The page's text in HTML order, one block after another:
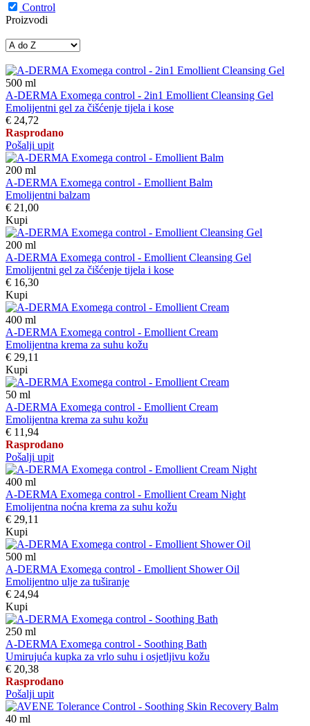
Control
Proizvodi
500 ml
A-DERMA Exomega control - 2in1 Emollient Cleansing Gel
Emolijentni gel za čišćenje tijela i kose
€ 24,72
Rasprodano
Pošalji upit
200 ml
A-DERMA Exomega control - Emollient Balm
Emolijentni balzam
€ 21,00
Kupi
200 ml
A-DERMA Exomega control - Emollient Cleansing Gel
Emolijentni gel za čišćenje tijela i kose
€ 16,30
Kupi
400 ml
A-DERMA Exomega control - Emollient Cream
Emolijentna krema za suhu kožu
€ 29,11
Kupi
50 ml
A-DERMA Exomega control - Emollient Cream
Emolijentna krema za suhu kožu
€ 11,94
Rasprodano
Pošalji upit
400 ml
A-DERMA Exomega control - Emollient Cream Night
Emolijentna noćna krema za suhu kožu
€ 29,11
Kupi
500 ml
A-DERMA Exomega control - Emollient Shower Oil
Emolijentno ulje za tuširanje
€ 24,94
Kupi
250 ml
A-DERMA Exomega control - Soothing Bath
Umirujuća kupka za vrlo suhu i osjetljivu kožu
€ 20,38
Rasprodano
Pošalji upit
40 ml